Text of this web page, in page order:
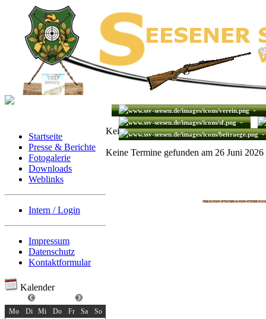
Startseite
Presse & Berichte
Fotogalerie
Downloads
Weblinks
Intern / Login
Impressum
Datenschutz
Kontaktformular
Kalender
Mo
Di Mi Do Fr Sa
So
Keine Termine gefunden
Keine Termine gefunden am 26 Juni 2026